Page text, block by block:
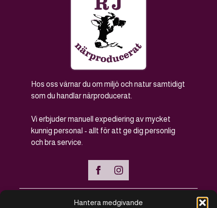
Hantera medgivande
Hos oss värnar du om miljö och natur samtidigt
som du handlar närproducerat.
Vi erbjuder manuell expediering av mycket
kunnig personal - allt för att ge dig personlig
och bra service.